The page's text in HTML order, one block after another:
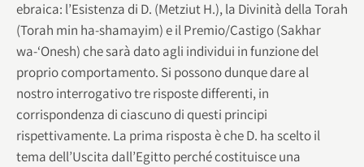
ebraica: l’Esistenza di D. (Metziut H.), la Divinità della Torah
(Torah min ha-shamayim) e il Premio/Castigo (Sakhar
wa-‘Onesh) che sarà dato agli individui in funzione del
proprio comportamento. Si possono dunque dare al
nostro interrogativo tre risposte differenti, in
corrispondenza di ciascuno di questi principi
rispettivamente. La prima risposta è che D. ha scelto il
tema dell’Uscita dall’Egitto perché costituisce una